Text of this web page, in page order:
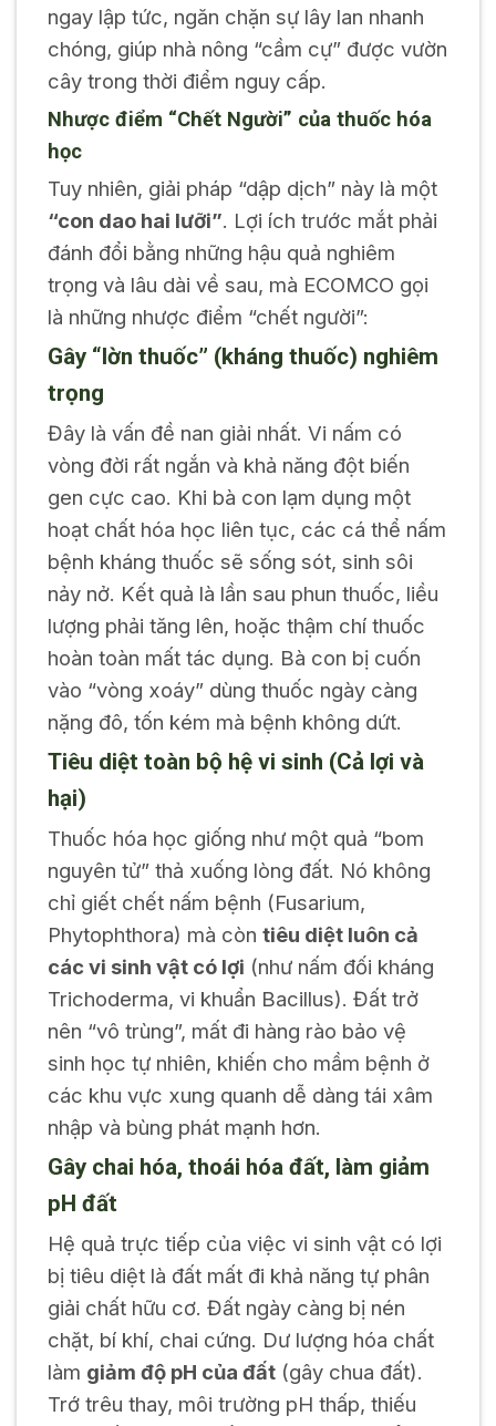
ngay lập tức, ngăn chặn sự lây lan nhanh
chóng, giúp nhà nông “cầm cự” được vườn
cây trong thời điểm nguy cấp.
Nhược điểm “Chết Người” của thuốc hóa
học
Tuy nhiên, giải pháp “dập dịch” này là một
“con dao hai lưỡi”. Lợi ích trước mắt phải
đánh đổi bằng những hậu quả nghiêm
trọng và lâu dài về sau, mà ECOMCO gọi
là những nhược điểm “chết người”:
Gây “lờn thuốc” (kháng thuốc) nghiêm
trọng
Đây là vấn đề nan giải nhất. Vi nấm có
vòng đời rất ngắn và khả năng đột biến
gen cực cao. Khi bà con lạm dụng một
hoạt chất hóa học liên tục, các cá thể nấm
bệnh kháng thuốc sẽ sống sót, sinh sôi
nảy nở. Kết quả là lần sau phun thuốc, liều
lượng phải tăng lên, hoặc thậm chí thuốc
hoàn toàn mất tác dụng. Bà con bị cuốn
vào “vòng xoáy” dùng thuốc ngày càng
nặng đô, tốn kém mà bệnh không dứt.
Tiêu diệt toàn bộ hệ vi sinh (Cả lợi và
hại)
Thuốc hóa học giống như một quả “bom
nguyên tử” thả xuống lòng đất. Nó không
chỉ giết chết nấm bệnh (Fusarium,
Phytophthora) mà còn tiêu diệt luôn cả
các vi sinh vật có lợi (như nấm đối kháng
Trichoderma, vi khuẩn Bacillus). Đất trở
nên “vô trùng”, mất đi hàng rào bảo vệ
sinh học tự nhiên, khiến cho mầm bệnh ở
các khu vực xung quanh dễ dàng tái xâm
nhập và bùng phát mạnh hơn.
Gây chai hóa, thoái hóa đất, làm giảm
pH đất
Hệ quả trực tiếp của việc vi sinh vật có lợi
bị tiêu diệt là đất mất đi khả năng tự phân
giải chất hữu cơ. Đất ngày càng bị nén
chặt, bí khí, chai cứng. Dư lượng hóa chất
làm giảm độ pH của đất(gây chua đất).
Trớ trêu thay, môi trường pH thấp, thiếu